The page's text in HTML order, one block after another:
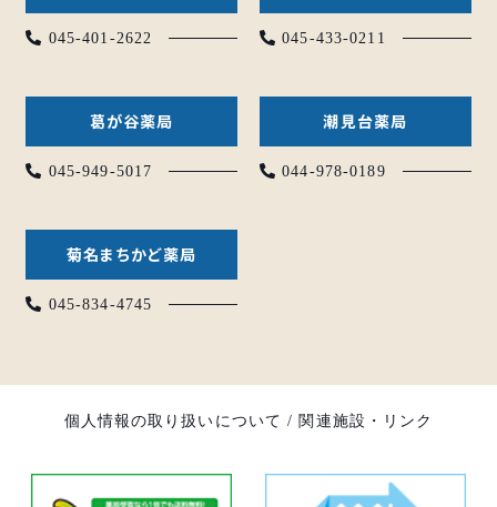
045-401-2622 045-433-0211
葛が谷薬局
045-949-5017
潮見台薬局
044-978-0189
菊名まちかど薬局
045-834-4745
個人情報の取り扱いについて / 関連施設・リンク